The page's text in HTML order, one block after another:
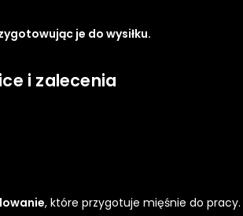
je do wysiłku.
i zalecenia
, które przygotuje mięśnie do